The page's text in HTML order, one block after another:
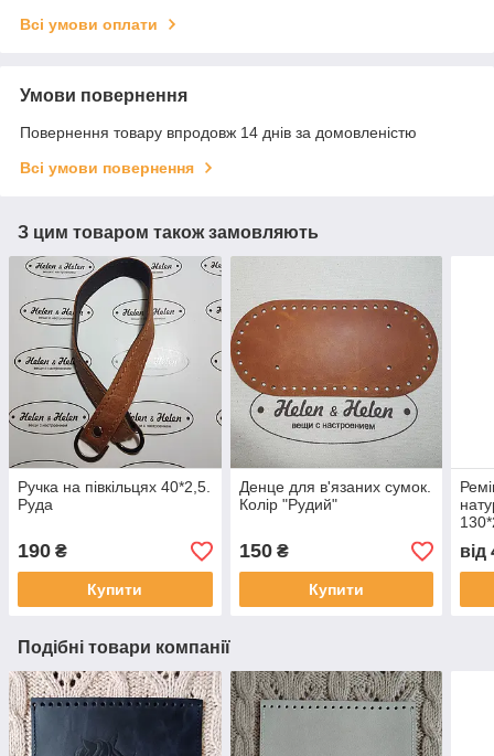
Всі умови оплати
Умови повернення
Повернення товару впродовж 14 днів за домовленістю
Всі умови повернення
З цим товаром також замовляють
Ручка на півкільцях 40*2,5.
Руда
190 ₴
Купити
Денце для в'язаних сумок.
Колір "Рудий"
150₴
Купити
від
Подібні товари компанії